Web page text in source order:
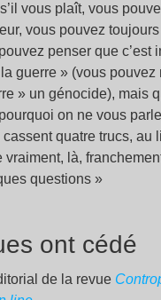
vous plaît, vous
vous pouvez
penser que c’est
la guerre » (vous
» un génocide), mais
on ne vous
quatre trucs, au
vraiment, là,
questions »
ont cédé
de la revue